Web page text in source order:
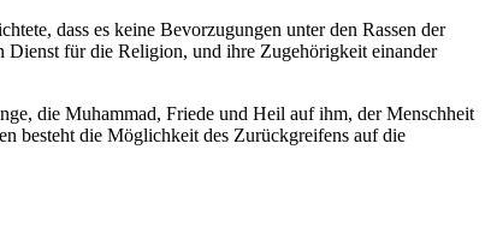
dass es keine Bevorzugungen unter den Rassen der
für die Religion, und ihre Zugehörigkeit einander
die Muhammad, Friede und Heil auf ihm, der Menschheit
besteht die Möglichkeit des Zurückgreifens auf die